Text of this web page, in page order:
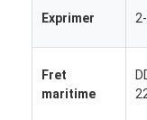
Exprimer
Fret
maritime